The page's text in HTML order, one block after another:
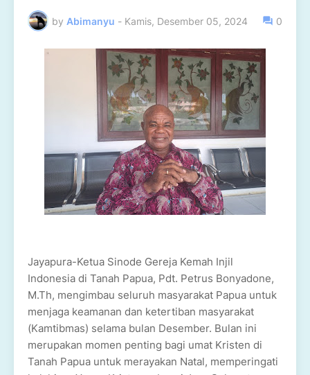
by Abimanyu - Kamis, Desember 05, 2024 0
Jayapura-Ketua Sinode Gereja Kemah Injil
Indonesia di Tanah Papua, Pdt. Petrus Bonyadone,
M.Th, mengimbau seluruh masyarakat Papua untuk
menjaga keamanan dan ketertiban masyarakat
(Kamtibmas) selama bulan Desember. Bulan ini
merupakan momen penting bagi umat Kristen di
Tanah Papua untuk merayakan Natal, memperingati